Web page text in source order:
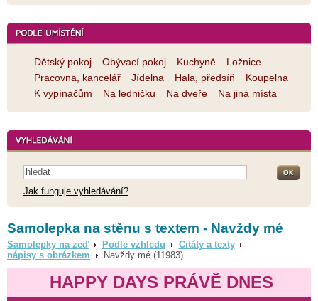
Dětský pokoj Obývací pokoj Kuchyně
Ložnice
Pracovna, kancelář
Jídelna Hala, předsíň
Koupelna
K vypínačům
Na ledničku Na dveře Na jiná místa
Jak funguje vyhledávání?
Samolepka na stěnu s textem - Navždy mé
Samolepky na zeď Podle vzhledu
Citáty a texty
nápisy s obrázkem
Navždy mé (11983)
HAPPY DAYS PRÁVĚ DNES